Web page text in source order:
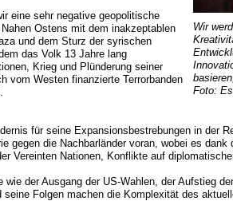
Wir
Foto:
eine sehr negative geopolitische
Ostens mit dem inakzeptablen
und dem Sturz der syrischen
das Volk 13 Jahre lang
Krieg und Plünderung seiner
vom Westen finanzierte Terrorbanden
für seine Expansionsbestrebungen in der
gegen die Nachbarländer voran, wobei es
Vereinten Nationen, Konflikte auf
wie der Ausgang der US-Wahlen, der Aufstieg
seine Folgen machen die Komplexität des